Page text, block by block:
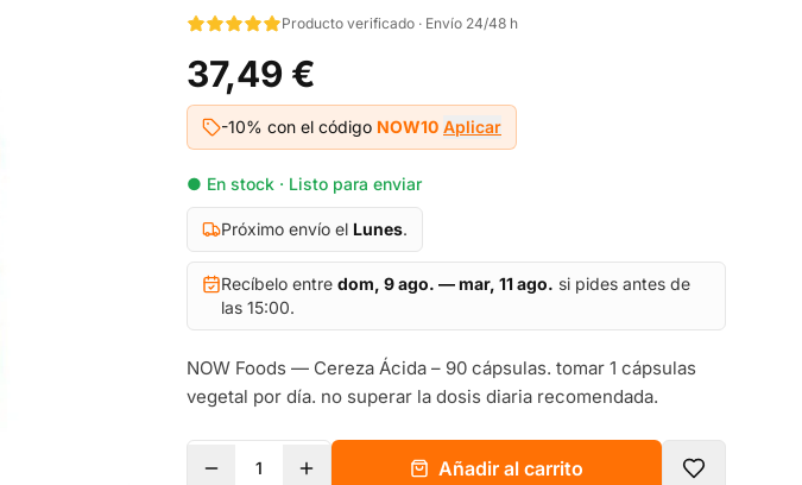
Producto verificado · Envío 24/48 h
37,49 €
-10% con el código NOW10 Aplicar
● En stock · Listo para enviar
Próximo envío el Lunes.
Recíbelo entre dom, 9 ago. — mar, 11 ago. si pides antes de
las 15:00.
NOW Foods — Cereza Ácida – 90 cápsulas. tomar 1 cápsulas
vegetal por día. no superar la dosis diaria recomendada.
1 Añadir al carrito